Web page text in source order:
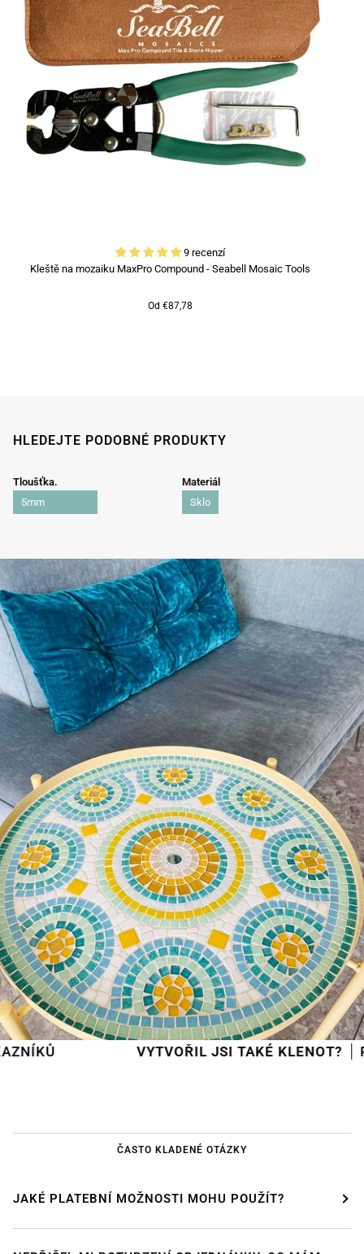
9 recenzí
Kleště na mozaiku MaxPro Compound - Seabell Mosaic Tools
Od €87,78
HLEDEJTE PODOBNÉ PRODUKTY
Tloušťka.
5mm
Materiál
Sklo
VYTVOŘIL JSI TAKÉ KLENOT? POŠLI
ČASTO KLADENÉ OTÁZKY
JAKÉ PLATEBNÍ MOŽNOSTI MOHU POUŽÍT?